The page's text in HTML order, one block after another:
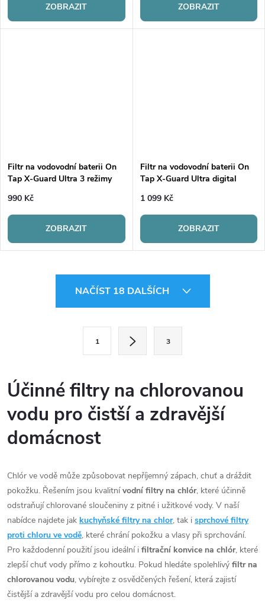
ZOBRAZIT ZOBRAZIT
Filtr na vodovodní baterii On
Tap X-Guard Ultra 3 režimy
990 Kč
ZOBRAZIT
Filtr na vodovodní baterii On
Tap X-Guard Ultra digital
1 099 Kč
ZOBRAZIT
d
a
c
í
p
r
v
k
y
v
NAČÍST 18 DALŠÍCH
á
n
k
o
n
í
1 3
Účinné filtry na chlorovanou
vodu pro čistší a zdravější
domácnost
Chlór ve vodě může způsobovat nepříjemný zápach, chuť a dráždit
pokožku. Řešením jsou kvalitnívodní filtry na chlór, které účinně
odstraňují chlorované sloučeniny z pitné i užitkové vody. V naší
nabídce najdete jak kuchyňské filtry na chlor, tak i sprchové filtry
proti chloru ve vodě, které chrání pokožku a vlasy při sprchování.
Pro každodenní použití jsou ideální i filtrační konvice na chlór, které
zlepší chuť vody přímo z kohoutku. Pokud hledáte spolehlivý filtr na
chlorovanou vodu, vybírejte z osvědčených řešení, která zajistí
čistější a zdravější vodu pro celou domácnost.